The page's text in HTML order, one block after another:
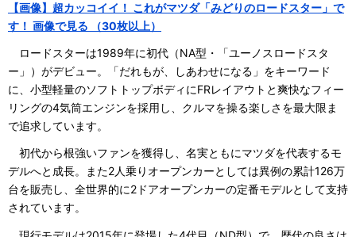
【画像】超カッコイイ！ これがマツダ「みどりのロードスター」で
す！ 画像で見る （30枚以上）
ロードスターは1989年に初代（NA型・「ユーノスロードスタ
ー」）がデビュー。「だれもが、しあわせになる」をキーワード
に、小型軽量のソフトトップボディにFRレイアウトと爽快なフィー
リングの4気筒エンジンを採用し、クルマを操る楽しさを最大限ま
で追求しています。
初代から根強いファンを獲得し、名実ともにマツダを代表するモ
デルへと成長。また2人乗りオープンカーとしては異例の累計126万
台を販売し、全世界的に2ドアオープンカーの定番モデルとして支持
されています。